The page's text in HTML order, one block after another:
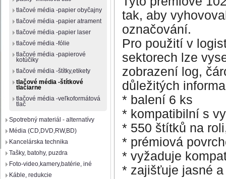
tlačové média -papier obyčajny
tlačové média -papier atrament
tlačové média -papier laser
tlačové média -fólie
tlačové média -papierové
kotúčiky
tlačové média -štítky,etikety
tlačové média -štítkové
tlačiarne
tlačové média -veľkoformátová
tlač
Spotrebný materiál - alternatívy
Média (CD,DVD,RW,BD)
Kancelárska technika
Tašky, batohy, puzdra
Foto-video,kamery,batérie, iné
Káble, redukcie
tak, aby
označování.
Pro použití v
sektorech lze
zobrazení log,
důležitých
* balení 6 ks
* kompatibilní s
* 550 štítků na
* prémiová
* vyžaduje
* zajišťuje jasné